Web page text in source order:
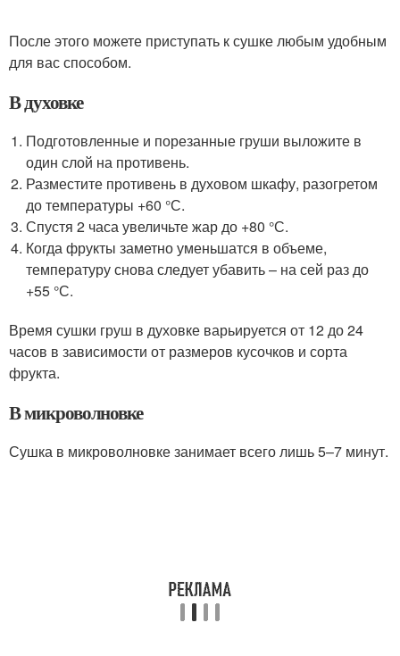
После этого можете приступать к сушке любым удобным
для вас способом.
В духовке
Подготовленные и порезанные груши выложите в
один слой на противень.
Разместите противень в духовом шкафу, разогретом
до температуры +60 °С.
Спустя 2 часа увеличьте жар до +80 °С.
Когда фрукты заметно уменьшатся в объеме,
температуру снова следует убавить – на сей раз до
+55 °С.
Время сушки груш в духовке варьируется от 12 до 24
часов в зависимости от размеров кусочков и сорта
фрукта.
В микроволновке
Сушка в микроволновке занимает всего лишь 5–7 минут.